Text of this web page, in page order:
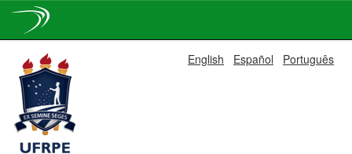
navigation
English Español Português